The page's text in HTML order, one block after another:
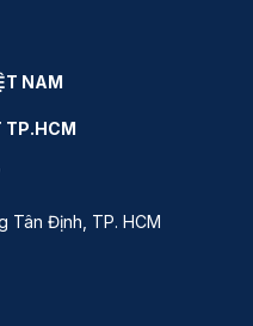
NAM
TP.HCM
Tân Định, TP. HCM